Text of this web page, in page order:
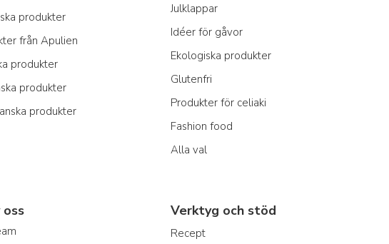
produkter
från Apulien
produkter
produkter
produkter
Julklappar
Idéer för gåvor
Ekologiska produkter
Glutenfri
Produkter för celiaki
Fashion food
Alla val
Verktyg och stöd
Recept